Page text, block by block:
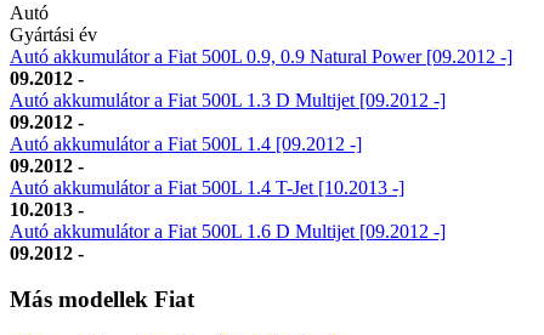
Autó
Gyártási év
Autó akkumulátor a Fiat 500L 0.9, 0.9 Natural Power [09.2012 -]
09.2012 -
Autó akkumulátor a Fiat 500L 1.3 D Multijet [09.2012 -]
09.2012 -
Autó akkumulátor a Fiat 500L 1.4 [09.2012 -]
09.2012 -
Autó akkumulátor a Fiat 500L 1.4 T-Jet [10.2013 -]
10.2013 -
Autó akkumulátor a Fiat 500L 1.6 D Multijet [09.2012 -]
09.2012 -
Más modellek Fiat